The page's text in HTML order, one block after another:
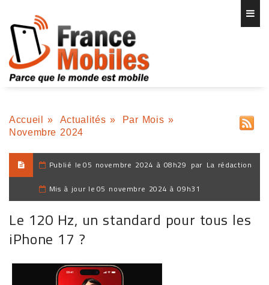
Accueil » Actualités » Par Mois »
Novembre 2024
Publié le 05 novembre 2024 à 08h29 par La rédaction
Mis à jour le 05 novembre 2024 à 09h31
Le 120 Hz, un standard pour tous les
iPhone 17 ?